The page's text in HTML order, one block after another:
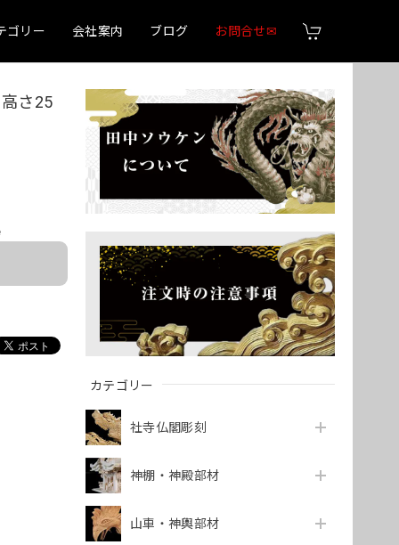
ゴリー 会社案内 ブログ お問合せ✉
カテゴリー
社寺仏閣彫刻
神棚・神殿部材
山車・神輿部材
さ25